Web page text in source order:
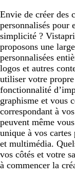
Envie de créer des
personnalisés pour
simplicité ?
proposons une
personnalisées
logos et autres
utiliser votre
fonctionnalité
graphisme et vous
correspondant à
peuvent même
unique à vos cartes
et multimédia.
vos côtés et votre
à commencer la